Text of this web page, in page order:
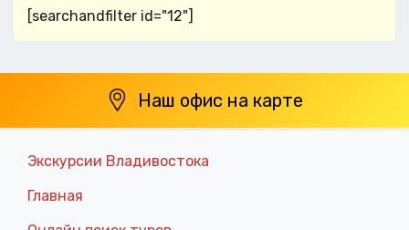
[searchandfilter id="12"]
Наш офис на карте
Экскурсии Владивостока
Главная